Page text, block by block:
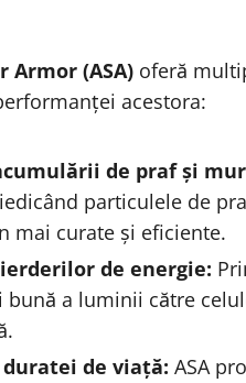
Armor (ASA) oferă
acestora:
de praf și
particulele de
mai curate și eficiente.
de energie:
a luminii către
de viață: ASA